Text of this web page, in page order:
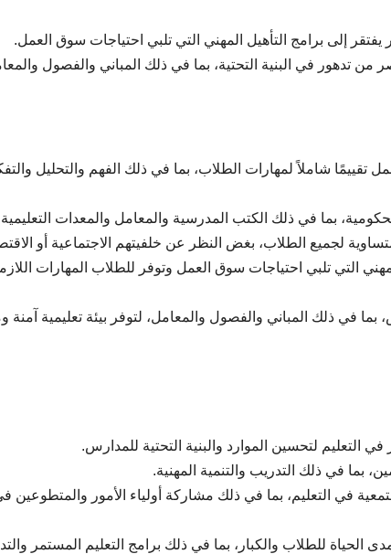
تقييمًا شاملاً لمهارات الطلاب، بما في ذلك الفهم والتحليل
التي تلبي احتياجات سوق العمل وتوفر للطلاب المهارات
بما في ذلك المباني والفصول والمعامل، لتوفر بيئة تعليمية آمنة
في التعليم، بما في ذلك مشاركة أولياء الأمور والمتطوعين
الحياة للطلاب والكبار، بما في ذلك برامج التعليم المستمر